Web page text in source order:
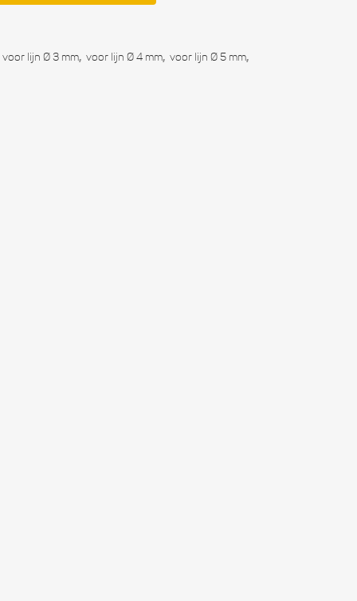
voor lijn Ø 3 mm, voor lijn Ø 4 mm, voor lijn Ø 5 mm,